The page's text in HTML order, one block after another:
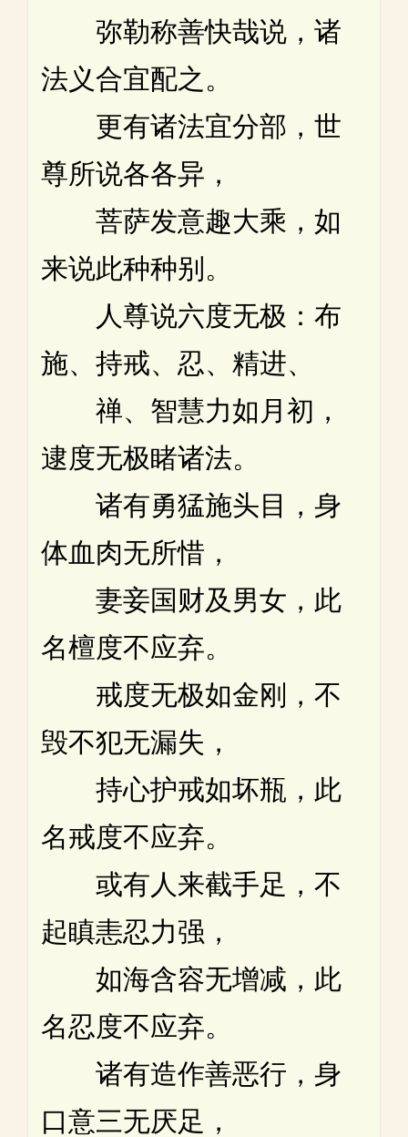
弥勒称善快哉说，诸
法义合宜配之。
更有诸法宜分部，世
尊所说各各异，
菩萨发意趣大乘，如
来说此种种别。
人尊说六度无极：布
施、持戒、忍、精进、
禅、智慧力如月初，
逮度无极睹诸法。
诸有勇猛施头目，身
体血肉无所惜，
妻妾国财及男女，此
名檀度不应弃。
戒度无极如金刚，不
毁不犯无漏失，
持心护戒如坏瓶，此
名戒度不应弃。
或有人来截手足，不
起瞋恚忍力强，
如海含容无增减，此
名忍度不应弃。
诸有造作善恶行，身
口意三无厌足，